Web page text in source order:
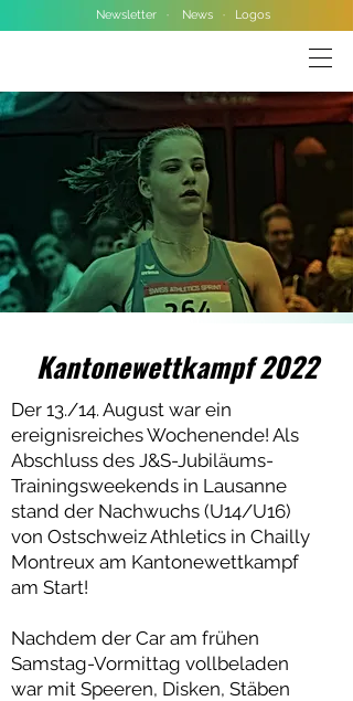
Newsletter · News · Logos
Kantonewettkampf 2022
Der 13./14. August war ein
ereignisreiches Wochenende! Als
Abschluss des J&S-Jubiläums-
Trainingsweekends in Lausanne
stand der Nachwuchs (U14/U16)
von Ostschweiz Athletics in Chailly
Montreux am Kantonewettkampf
am Start!
Nachdem der Car am frühen
Samstag-Vormittag vollbeladen
war mit Speeren, Disken, Stäben